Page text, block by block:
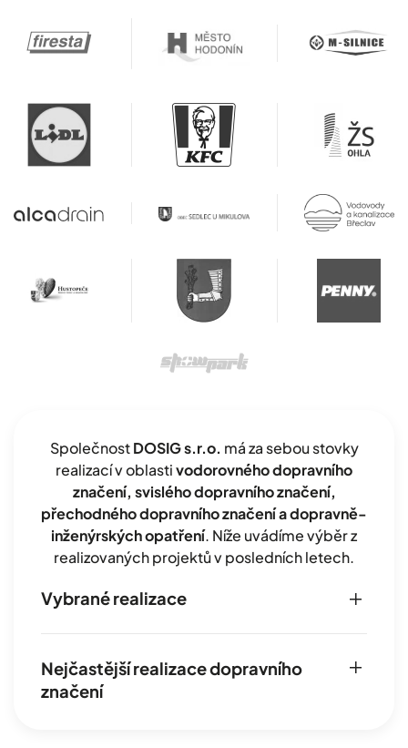
SpolečnostDOSIG s.r.o. má za sebou stovky
realizací v oblastivodorovného dopravního
značení, svislého dopravního značení,
přechodného dopravního značení a dopravně-
inženýrských opatření. Níže uvádíme výběr z
realizovaných projektů v posledních letech.
Vybrané realizace
Nejčastější realizace dopravního
značení